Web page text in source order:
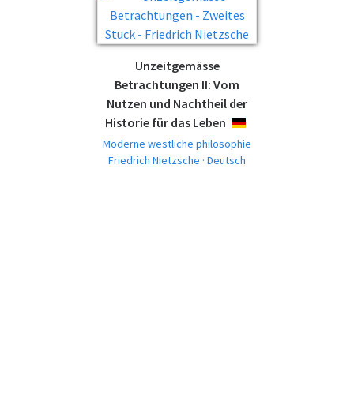
Unzeitgemässe
Betrachtungen II: Vom
Nutzen und Nachtheil der
Historie für das Leben
DEUTSCH
Moderne westliche philosophie
Friedrich Nietzsche · Deutsch